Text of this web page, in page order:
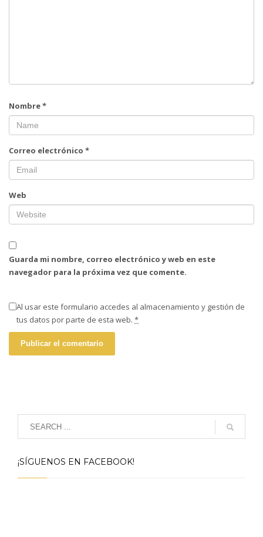
Nombre*
Correo electrónico *
Web
Guarda mi nombre, correo electrónico y web en este
navegador para la próxima vez que comente.
Al usar este formulario accedes al almacenamiento y gestión de
tus datos por parte de esta web. *
¡SÍGUENOS EN FACEBOOK!